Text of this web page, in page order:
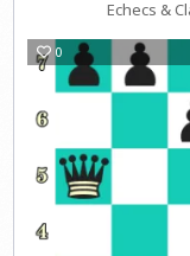
Echecs &
0